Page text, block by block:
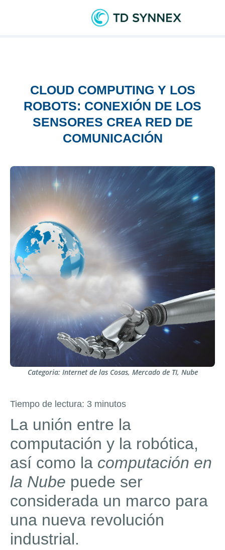
CLOUD COMPUTING Y LOS
ROBOTS: CONEXIÓN DE LOS
SENSORES CREA RED DE
COMUNICACIÓN
Categoria: Internet de las Cosas, Mercado de TI, Nube
Tiempo de lectura: 3 minutos
La unión entre la
computación y la robótica,
así como la computación en
la Nube puede ser
considerada un marco para
una nueva revolución
industrial.